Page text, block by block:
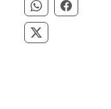
Compartir
Compartir